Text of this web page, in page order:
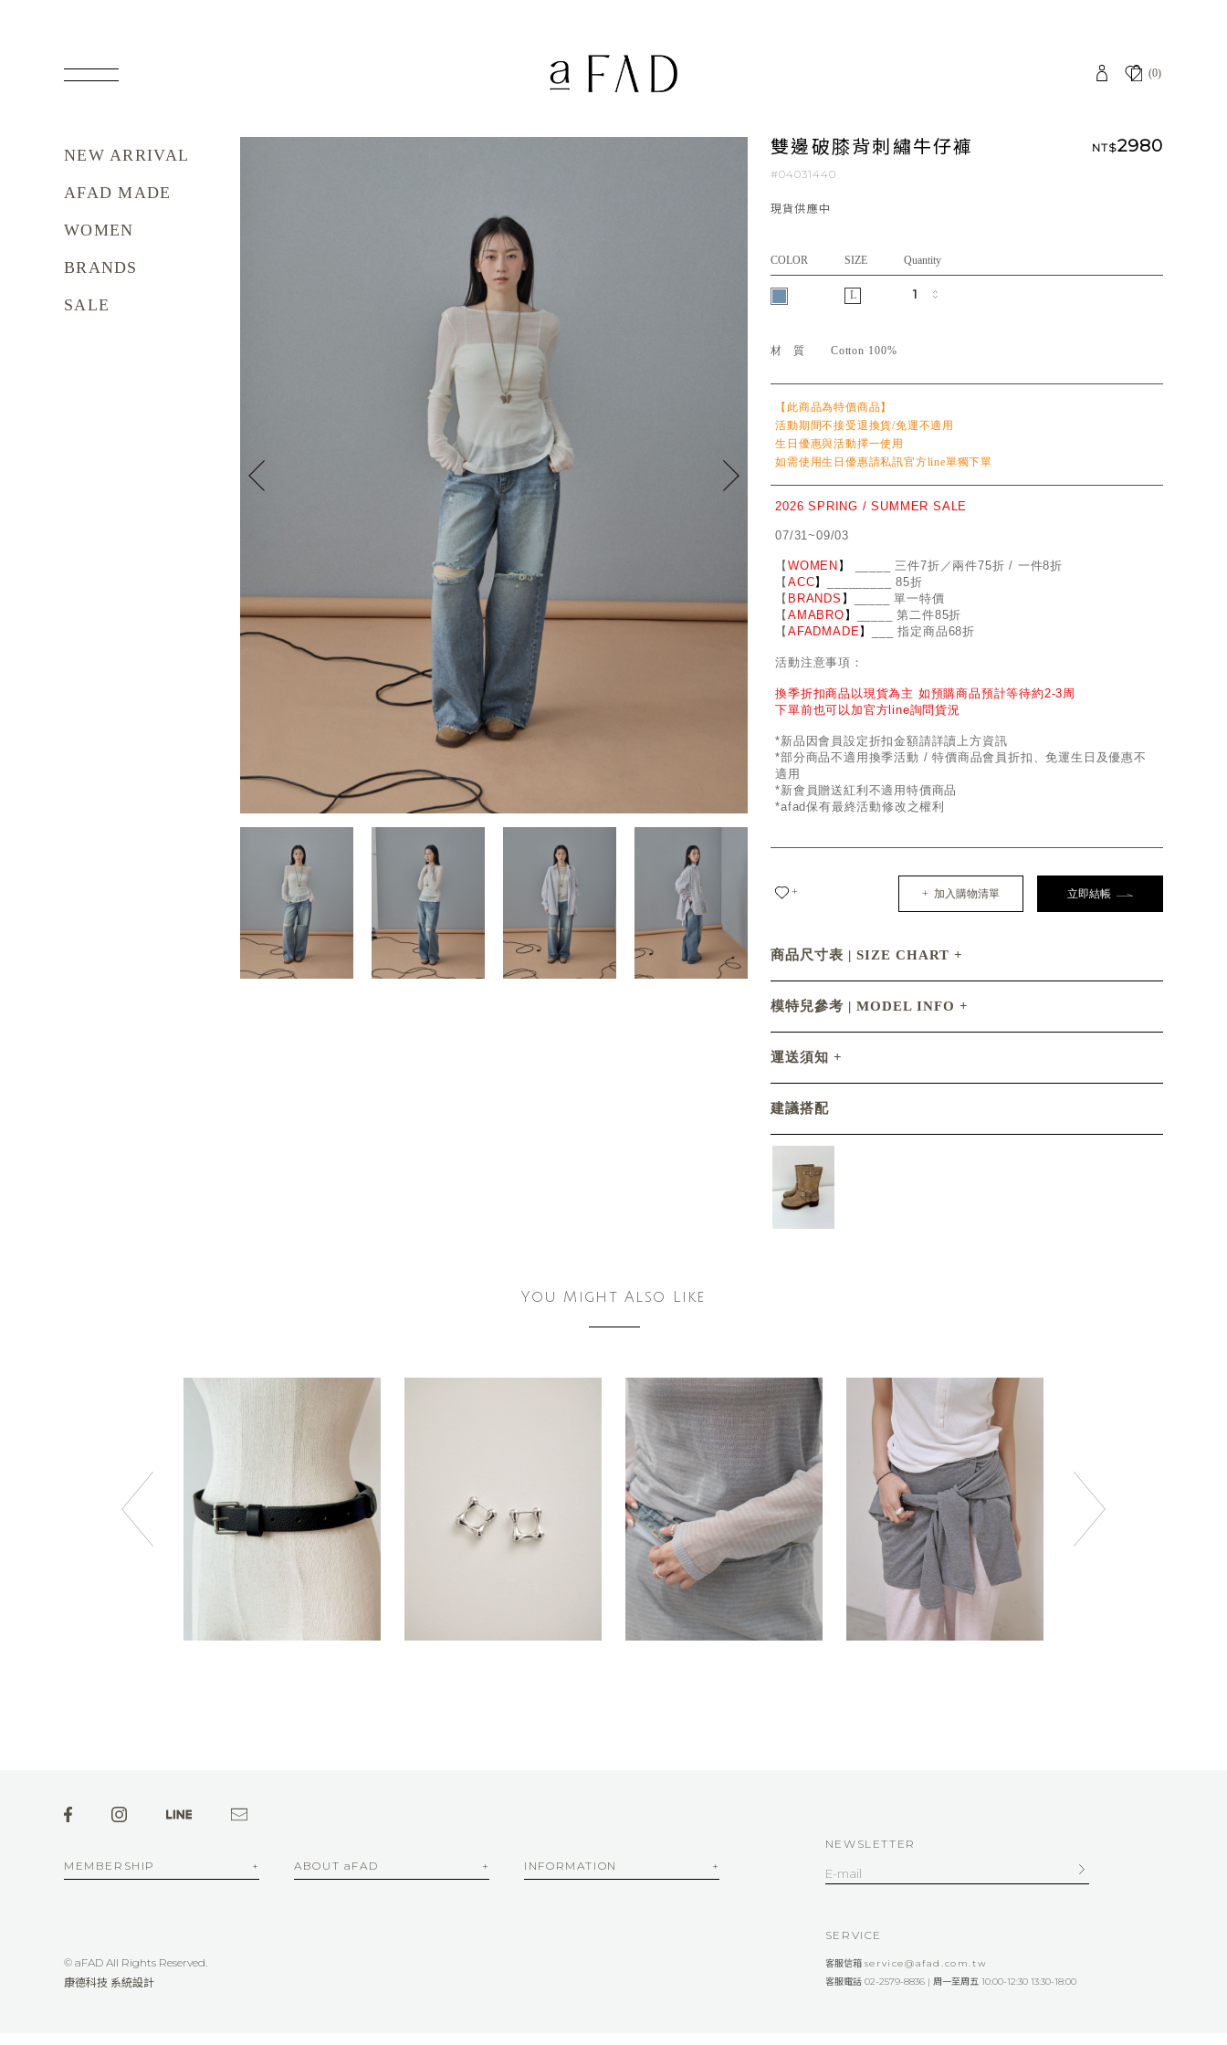
(0)
NEW ARRIVAL
AFAD MADE
WOMEN
BRANDS
SALE
雙邊破膝背刺繡牛仔褲
#04031440
現貨供應中
NT$2980
COLOR SIZE Quantity
L
材質 Cotton 100%
【此商品為特價商品】
活動期間不接受退換貨/免運不適用
生日優惠與活動擇一使用
如需使用生日優惠請私訊官方line單獨下單
2026 SPRING / SUMMER SALE
07/31~09/03
【 WOMEN 】
___ 三件7折／兩件75折 / 一件8折
【 ACC】
____ 85折
【 BRANDS 】
_ 單一特價
【 AMABRO 】
_ 第二件85折
【 AFADMADE】 ___ 指定商品68折
活動注意事項：
換季折扣商品以現貨為主 如預購商品預計等待約2-3周
下單前也可以加官方line詢問貨況
*新品因會員設定折扣金額請詳讀上方資訊
*部分商品不適用換季活動 / 特價商品會員折扣、免運生日及優惠不
適用
*新會員贈送紅利不適用特價商品
*afad保有最終活動修改之權利
+ + 加入購物清單 立即結帳
商品尺寸表 | SIZE CHART
模特兒參考 | MODEL INFO
運送須知
建議搭配
You Might Also Like
MEMBERSHIP ABOUT aFAD INFORMATION
NEWSLETTER
SERVICE
客服信箱 service@afad.com.tw
客服電話 02-2579-8836 | 周一至周五 10:00-12:30 13:30-18:00
© aFAD All Rights Reserved.
康德科技 系統設計